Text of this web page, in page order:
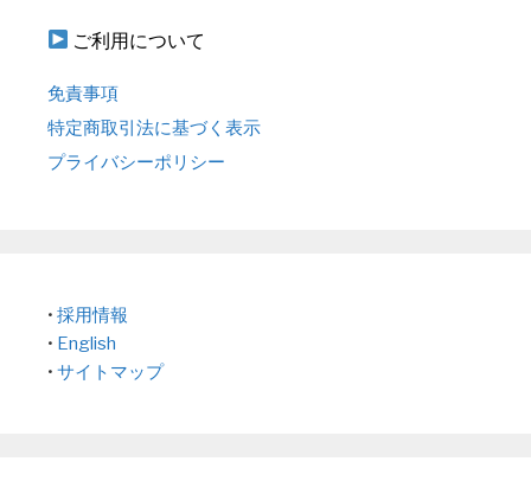
ご利用について
免責事項
特定商取引法に基づく表示
プライバシーポリシー
• 採用情報
• English
• サイトマップ